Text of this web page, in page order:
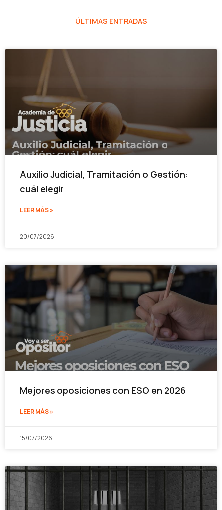
ÚLTIMAS ENTRADAS
Auxilio Judicial, Tramitación o Gestión:
cuál elegir
LEER MÁS »
20/07/2026
Mejores oposiciones con ESO en 2026
LEER MÁS »
15/07/2026